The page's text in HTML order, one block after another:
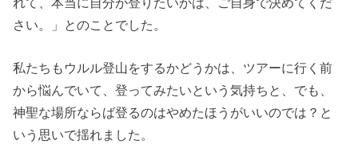
さい。」とのことでした。
私たちもウルル登山をするかどうかは、ツアーに行く前
から悩んでいて、登ってみたいという気持ちと、でも、
神聖な場所ならば登るのはやめたほうがいいのでは？と
いう思いで揺れました。